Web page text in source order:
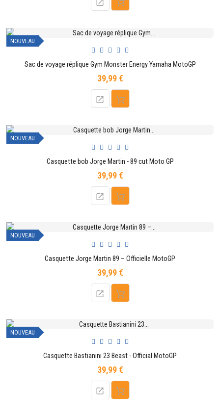
NOUVEAU
Sac de voyage réplique Gym Monster Energy Yamaha MotoGP
39,99 €Prix
NOUVEAU
Casquette bob Jorge Martin - 89 cut Moto GP
39,99 €Prix
NOUVEAU
Casquette Jorge Martin 89 – Officielle MotoGP
39,99 €Prix
NOUVEAU
Casquette Bastianini 23 Beast - Official MotoGP
39,99 €Prix